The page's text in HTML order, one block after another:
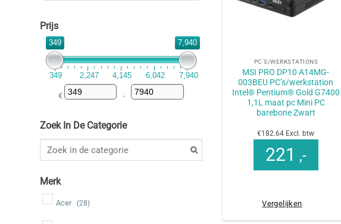
Prijs
349 7,940
349 2,247 4,145 6,042 7,940
€
Minimale prijs
-
Maximale prijs
Zoek In De Categorie
Merk
Acer (28)
PC'S/WERKSTATIONS
MSI PRO DP10 A14MG-
003BEU PC’s/werkstation
Intel® Pentium® Gold G7400
1,1L maat pc Mini PC
barebone Zwart
€182.64 Excl. btw
221 ,-
Vergelijken